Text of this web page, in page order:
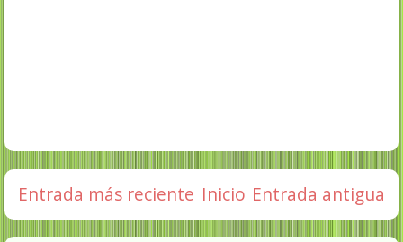
Entrada más reciente Entrada antigua
Inicio